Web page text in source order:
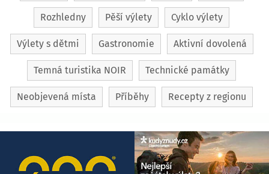
Rozhledny Pěší výlety Cyklo výlety
Výlety s dětmi Gastronomie Aktivní dovolená
Temná turistika NOIR Technické památky
Neobjevená místa Příběhy Recepty z regionu